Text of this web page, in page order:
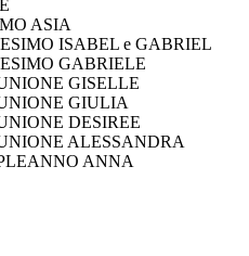
ASIA
ISABEL e GABRIEL
GABRIELE
GISELLE
GIULIA
DESIREE
ALESSANDRA
ANNA